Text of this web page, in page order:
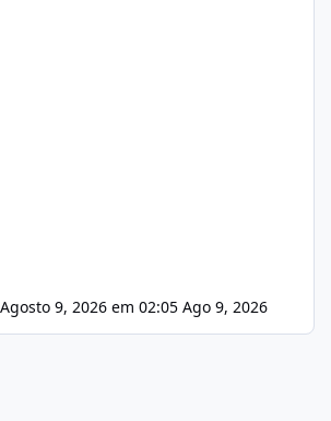
Agosto 9, 2026 em 02:05 Ago 9, 2026